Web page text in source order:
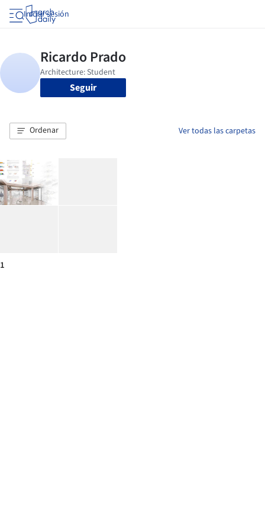
Iniciar sesión
Seguir
Ordenar Ver todas las carpetas
1